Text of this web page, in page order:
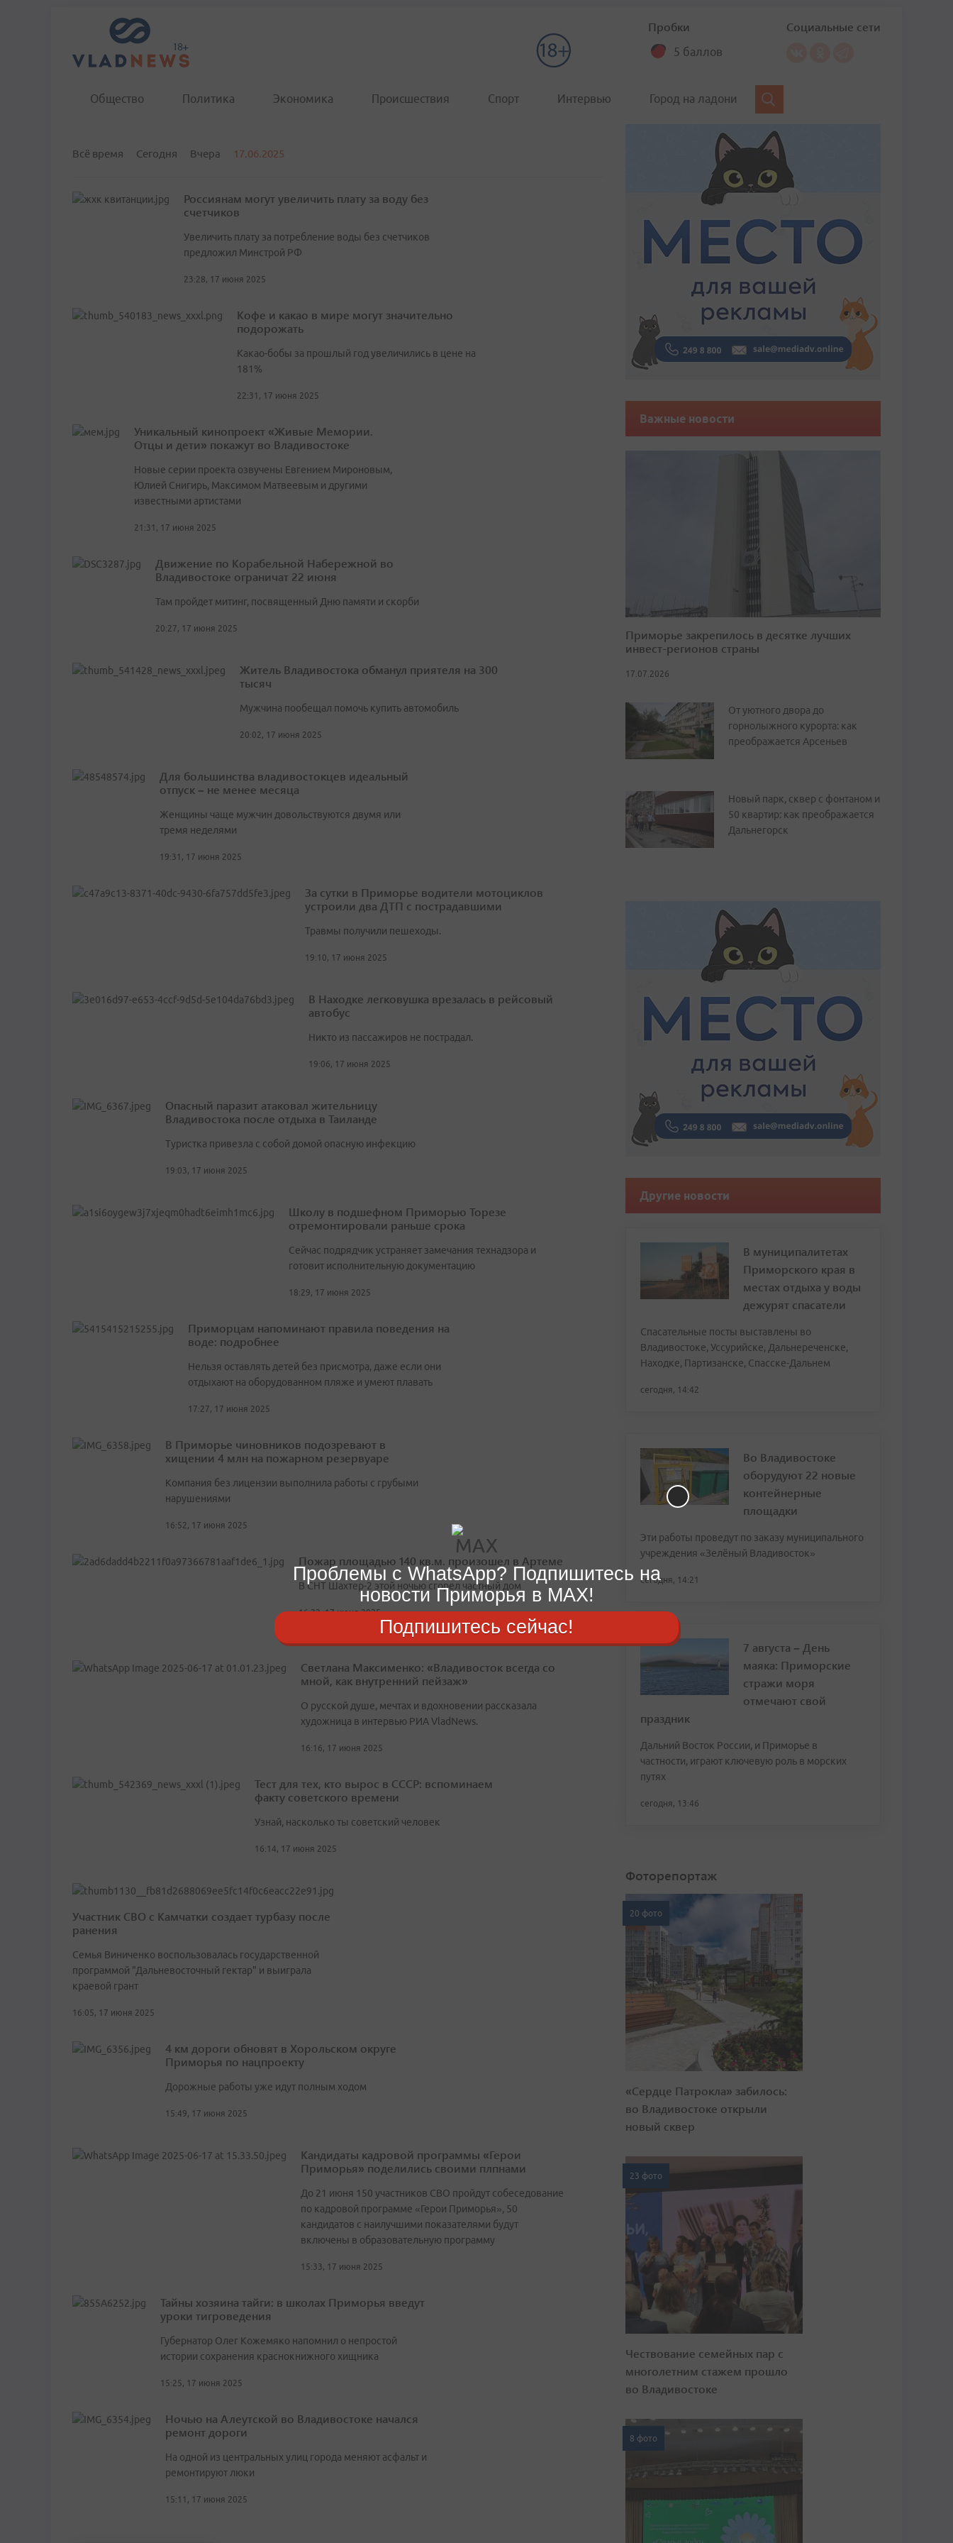
Пробки
5 баллов
Социальные сети
Общество Политика Экономика Происшествия Спорт Интервью Город на ладони
Всё время Сегодня Вчера 17.06.2025
Россиянам могут увеличить плату за воду без
счетчиков
Увеличить плату за потребление воды без счетчиков
предложил Минстрой РФ
23:28, 17 июня 2025
Кофе и какао в мире могут значительно
подорожать
Какао-бобы за прошлый год увеличились в цене на
181%
22:31, 17 июня 2025
Уникальный кинопроект «Живые Мемории.
Отцы и дети» покажут во Владивостоке
Новые серии проекта озвучены Евгением Мироновым,
Юлией Снигирь, Максимом Матвеевым и другими
известными артистами
21:31, 17 июня 2025
Движение по Корабельной Набережной во
Владивостоке ограничат 22 июня
Там пройдет митинг, посвященный Дню памяти и скорби
20:27, 17 июня 2025
Житель Владивостока обманул приятеля на 300
тысяч
Мужчина пообещал помочь купить автомобиль
20:02, 17 июня 2025
Для большинства владивостокцев идеальный
отпуск – не менее месяца
Женщины чаще мужчин довольствуются двумя или
тремя неделями
19:31, 17 июня 2025
За сутки в Приморье водители мотоциклов
устроили два ДТП с пострадавшими
Травмы получили пешеходы.
19:10, 17 июня 2025
В Находке легковушка врезалась в рейсовый
автобус
Никто из пассажиров не пострадал.
19:06, 17 июня 2025
Опасный паразит атаковал жительницу
Владивостока после отдыха в Таиланде
Туристка привезла с собой домой опасную инфекцию
19:03, 17 июня 2025
Школу в подшефном Приморью Торезе
отремонтировали раньше срока
Сейчас подрядчик устраняет замечания технадзора и
готовит исполнительную документацию
18:29, 17 июня 2025
Приморцам напоминают правила поведения на
воде: подробнее
Нельзя оставлять детей без присмотра, даже если они
отдыхают на оборудованном пляже и умеют плавать
17:27, 17 июня 2025
В Приморье чиновников подозревают в
хищении 4 млн на пожарном резервуаре
Компания без лицензии выполнила работы с грубыми
нарушениями
16:52, 17 июня 2025
Пожар площадью 140 кв.м. произошел в Артеме
В СНТ Шахтер-2 этой ночью сгорел частный дом
16:22, 17 июня 2025
Светлана Максименко: «Владивосток всегда со
мной, как внутренний пейзаж»
О русской душе, мечтах и вдохновении рассказала
художница в интервью РИА VladNews.
16:16, 17 июня 2025
Тест для тех, кто вырос в СССР: вспоминаем
факту советского времени
Узнай, насколько ты советский человек
16:14, 17 июня 2025
Участник СВО с Камчатки создает турбазу после
ранения
Семья Виниченко воспользовалась государственной
программой "Дальневосточный гектар" и выиграла
краевой грант
16:05, 17 июня 2025
4 км дороги обновят в Хорольском округе
Приморья по нацпроекту
Дорожные работы уже идут полным ходом
15:49, 17 июня 2025
Кандидаты кадровой программы «Герои
Приморья» поделились своими плпнами
До 21 июня 150 участников СВО пройдут собеседование
по кадровой программе «Герои Приморья», 50
кандидатов с наилучшими показателями будут
включены в образовательную программу
15:33, 17 июня 2025
Тайны хозяина тайги: в школах Приморья введут
уроки тигроведения
Губернатор Олег Кожемяко напомнил о непростой
истории сохранения краснокнижного хищника
15:25, 17 июня 2025
Ночью на Алеутской во Владивостоке начался
ремонт дороги
На одной из центральных улиц города меняют асфальт и
ремонтируют люки
15:11, 17 июня 2025
Важные новости
Приморье закрепилось в десятке лучших
инвест-регионов страны
17.07.2026
От уютного двора до
горнолыжного курорта: как
преображается Арсеньев
Новый парк, сквер с фонтаном и
50 квартир: как преображается
Дальнегорск
Другие новости
В муниципалитетах
Приморского края в
местах отдыха у воды
дежурят спасатели
Спасательные посты выставлены во
Владивостоке, Уссурийске, Дальнереченске,
Находке, Партизанске, Спасске-Дальнем
сегодня, 14:42
Во Владивостоке
оборудуют 22 новые
контейнерные
площадки
Эти работы проведут по заказу муниципального
учреждения «Зелёный Владивосток»
сегодня, 14:21
7 августа – День
маяка: Приморские
стражи моря
отмечают свой
праздник
Дальний Восток России, и Приморье в
частности, играют ключевую роль в морских
путях
сегодня, 13:46
Фоторепортаж
20 фото
«Сердце Патрокла» забилось:
во Владивостоке открыли
новый сквер
23 фото
Чествование семейных пар с
многолетним стажем прошло
во Владивостоке
8 фото
Проблемы с WhatsApp? Подпишитесь на
новости Приморья в MAX!
Подпишитесь сейчас!